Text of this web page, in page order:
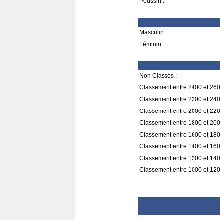
Masculin :
Féminin :
Non Classés :
Classement entre 2400 et
Classement entre 2200 et
Classement entre 2000 et
Classement entre 1800 et
Classement entre 1600 et
Classement entre 1400 et
Classement entre 1200 et
Classement entre 1000 et